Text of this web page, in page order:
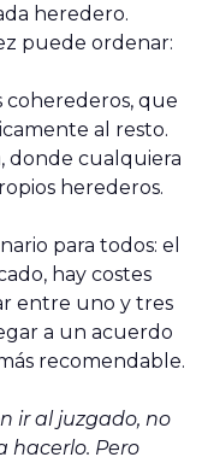
heredero.
puede ordenar:
coherederos, que
al resto.
donde cualquiera
herederos.
para todos: el
hay costes
entre uno y tres
a un acuerdo
recomendable.
ir al juzgado, no
hacerlo. Pero